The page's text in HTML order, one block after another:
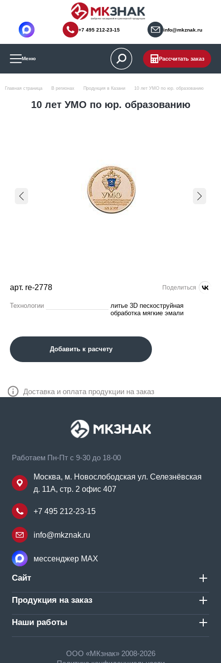
info@mkznak.ru
+7 495 212-23-15
Меню Рассчитать заказ
Главная страница В регионах Продукция в Казани 10 лет УМО по юр. образованию
10 лет УМО по юр. образованию
арт. re-2778 Поделиться
Технологии
литье 3D пескоструйная
обработка мягкие эмали
Добавить к расчету
Доставка и оплата продукции на заказ
Работаем Пн-Пт с 9-30 до 18-00
Москва, м. Новослободская ул. Селезнёвская
д. 11А, стр. 2 офис 407
+7 495 212-23-15
info@mkznak.ru
мессенджер MAX
Сайт
Продукция на заказ
Наши работы
ООО «МКзнак» 2008-2026